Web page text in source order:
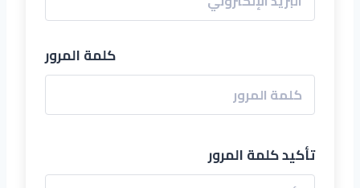
كلمة المرور
تأكيد كلمة المرور